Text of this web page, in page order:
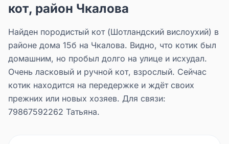
кот, район Чкалова
Найден породистый кот (Шотландский вислоухий) в
районе дома 15б на Чкалова. Видно, что котик был
домашним, но пробыл долго на улице и исхудал.
Очень ласковый и ручной кот, взрослый. Сейчас
котик находится на передержке и ждёт своих
прежних или новых хозяев. Для связи:
79867592262 Татьяна.